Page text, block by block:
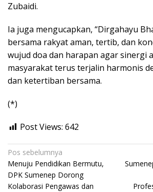
Zubaidi.
Ia juga mengucapkan, “Dirgahayu
bersama rakyat aman, tertib, dan
wujud doa dan harapan agar sinergi
masyarakat terus terjalin harmonis
dan ketertiban bersama.
(*)
Post Views: 642
Navigasi
pos
Pos sebelumnya
Menuju Pendidikan Bermutu,
DPK Sumenep Dorong
Kolaborasi Pengawas dan